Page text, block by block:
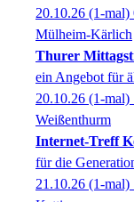
20.10.26 (1-mal)
Mülheim-Kärlich
Thurer
ein Angebot für
20.10.26 (1-mal)
Weißenthurm
Internet-Treff
für die
21.10.26 (1-mal)